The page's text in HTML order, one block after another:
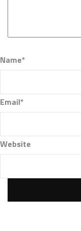
Name*
Email*
Website